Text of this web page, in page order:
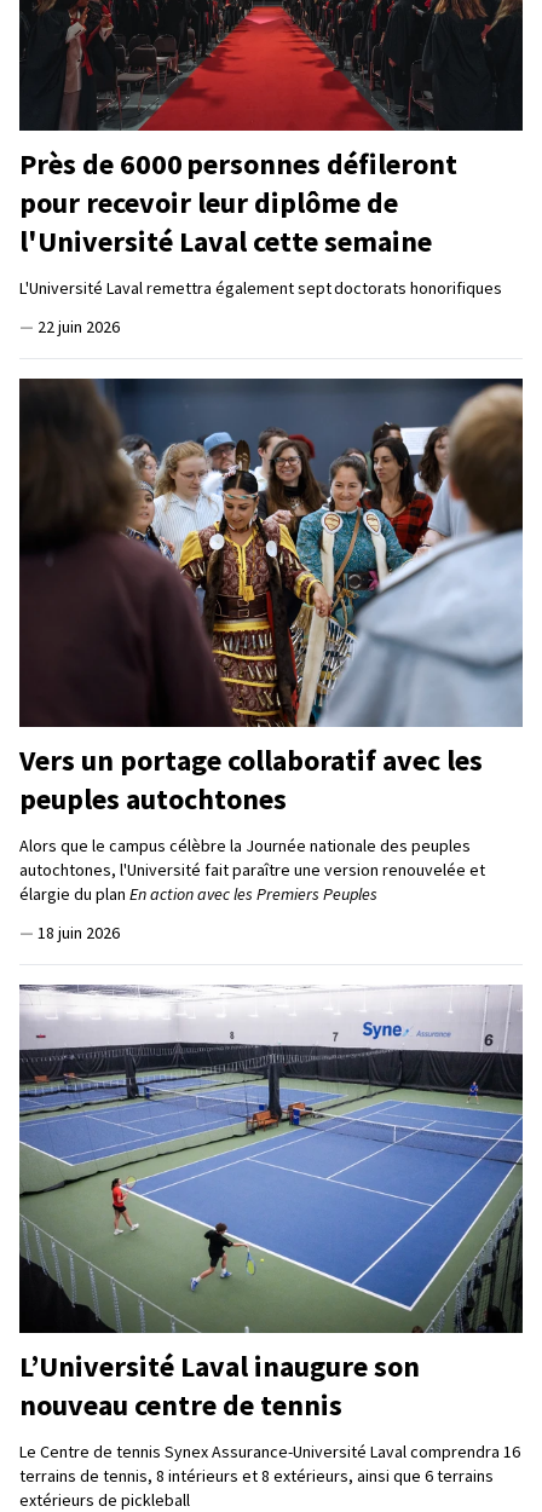
Près de 6000 personnes défileront
pour recevoir leur diplôme de
l'Université Laval cette semaine
L'Université Laval remettra également sept doctorats honorifiques
— 22 juin 2026
Vers un portage collaboratif avec les
peuples autochtones
Alors que le campus célèbre la Journée nationale des peuples
autochtones, l'Université fait paraître une version renouvelée et
élargie du plan En action avec les Premiers Peuples
— 18 juin 2026
L’Université Laval inaugure son
nouveau centre de tennis
Le Centre de tennis Synex Assurance-Université Laval comprendra 16
terrains de tennis, 8 intérieurs et 8 extérieurs, ainsi que 6 terrains
extérieurs de pickleball